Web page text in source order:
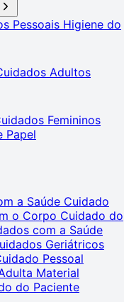
Pessoais Higiene do
Adultos
Femininos
Papel
a Saúde Cuidado
o Corpo Cuidado do
com a Saúde
Geriátricos
Pessoal
Material
do Paciente